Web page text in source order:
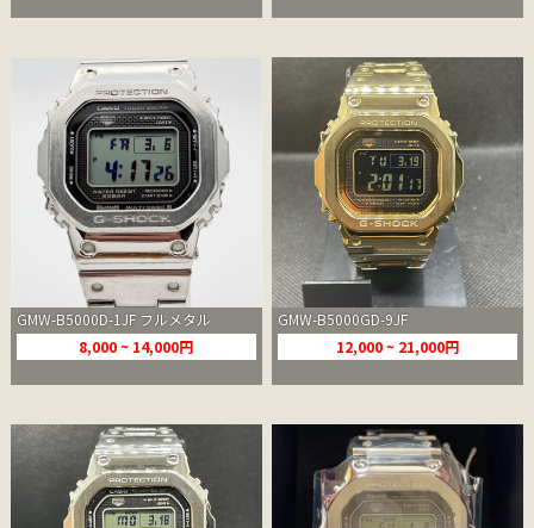
GMW-B5000D-1JF フルメタル
8,000 ~ 14,000円
GMW-B5000GD-9JF
12,000 ~ 21,000円